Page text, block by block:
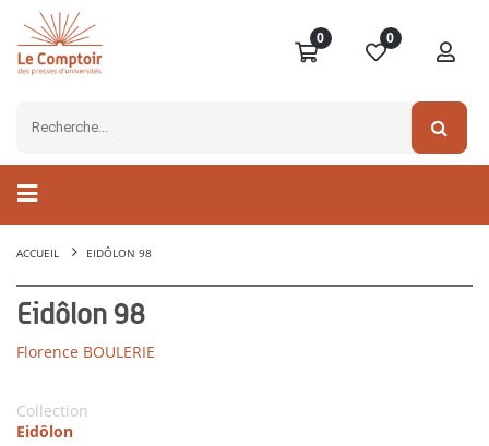
0 0
ACCUEIL EIDÔLON 98
Eidôlon 98
Florence BOULERIE
Collection
Eidôlon